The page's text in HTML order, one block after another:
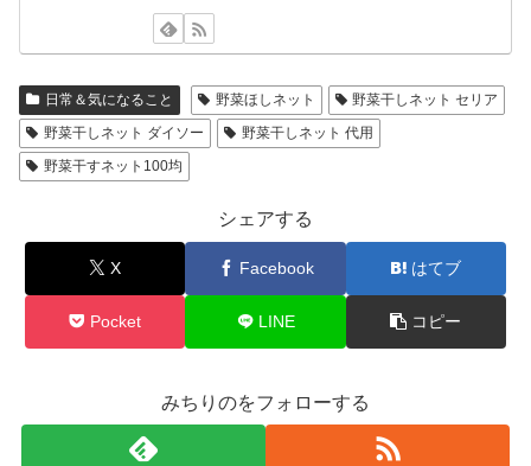
日常＆気になること 野菜ほしネット
野菜干しネット セリア
野菜干しネット ダイソー
野菜干しネット 代用
野菜干すネット100均
シェアする
X Facebook はてブ
Pocket LINE コピー
みちりのをフォローする